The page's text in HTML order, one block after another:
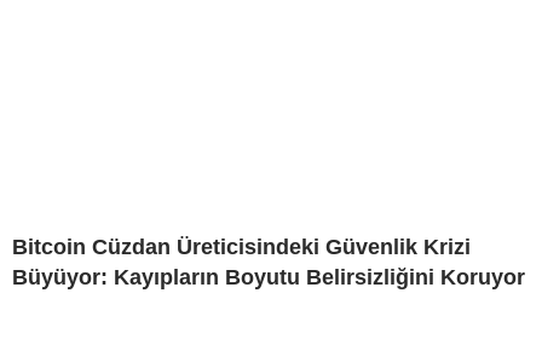
Bitcoin Cüzdan Üreticisindeki Güvenlik Krizi
Büyüyor: Kayıpların Boyutu Belirsizliğini Koruyor